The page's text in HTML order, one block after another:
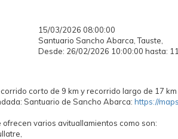
15/03/2026 08:00:00
Santuario Sancho Abarca, Tauste,
Desde: 26/02/2026 10:00:00 hasta:
corto de 9 km y recorrido largo de 17 km
Santuario de Sancho Abarca: https://
varios avituallamientos como son: